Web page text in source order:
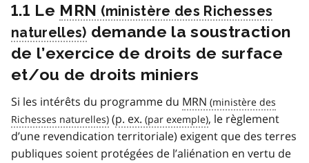
1.1 Le MRN
demande la soustraction
de l’exercice de droits de surface
et/ou de droits miniers
Si les intérêts du programme du MRN
(p. ex.
, le règlement
d’une revendication territoriale) exigent que des terres
publiques soient protégées de l’aliénation en vertu de